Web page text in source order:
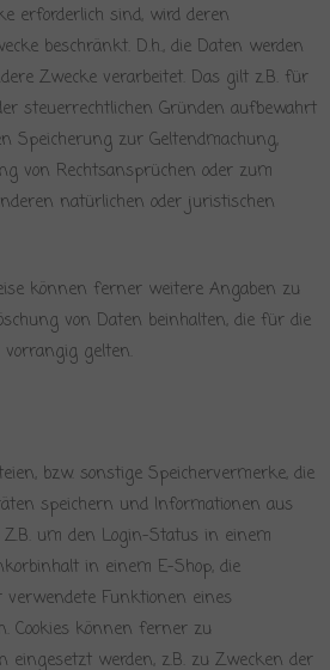
erforderlich sind, wird deren
beschränkt. D.h., die Daten werden
Zwecke verarbeitet. Das gilt z.B. für
steuerrechtlichen Gründen aufbewahrt
Speicherung zur Geltendmachung,
von Rechtsansprüchen oder zum
natürlichen oder juristischen
können ferner weitere Angaben zu
von Daten beinhalten, die für die
gelten.
bzw. sonstige Speichervermerke, die
speichern und Informationen aus
um den Login-Status in einem
in einem E-Shop, die
Funktionen eines
Cookies können ferner zu
eingesetzt werden, z.B. zu Zwecken der